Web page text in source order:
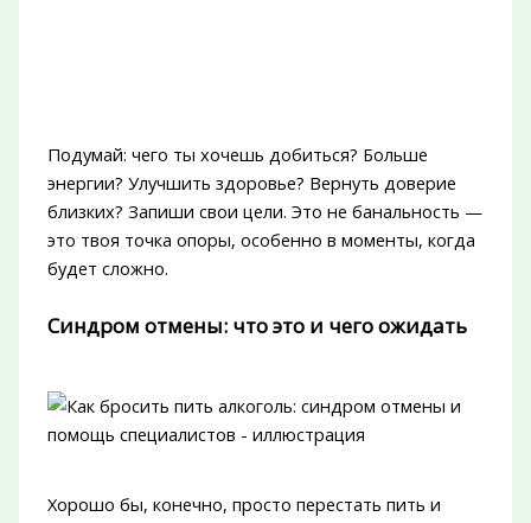
Подумай: чего ты хочешь добиться? Больше
энергии? Улучшить здоровье? Вернуть доверие
близких? Запиши свои цели. Это не банальность —
это твоя точка опоры, особенно в моменты, когда
будет сложно.
Синдром отмены: что это и чего ожидать
Хорошо бы, конечно, просто перестать пить и